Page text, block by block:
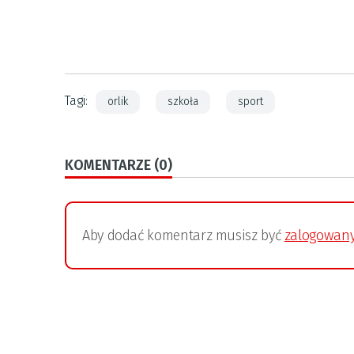
Tagi: orlik szkoła sport
KOMENTARZE (0)
Aby dodać komentarz musisz być